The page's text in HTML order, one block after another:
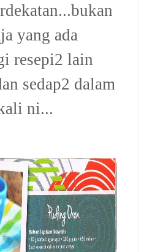
yang ada
resepi2 lain
sedap2 dalam
ni...